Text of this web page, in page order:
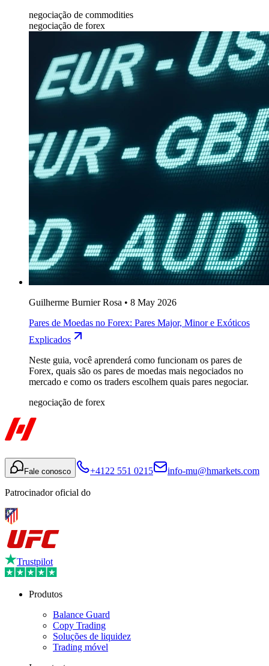
negociação de commodities
negociação de forex
Guilherme Burnier Rosa • 8 May 2026
Pares de Moedas no Forex: Pares Major, Minor e Exóticos
Explicados
Neste guia, você aprenderá como funcionam os pares de
Forex, quais são os pares de moedas mais negociados no
mercado e como os traders escolhem quais pares negociar.
negociação de forex
Fale conosco +4122 551 0215 info-mu@hmarkets.com
Patrocinador oficial do
Trustpilot
Produtos
Balance Guard
Copy Trading
Soluções de liquidez
Trading móvel